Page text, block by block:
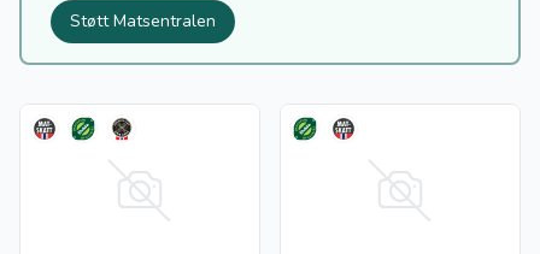
Støtt Matsentralen
Vis flere detaljer for produktet "Eggen Fjellblå Mjuk
Vis flere detaljer for